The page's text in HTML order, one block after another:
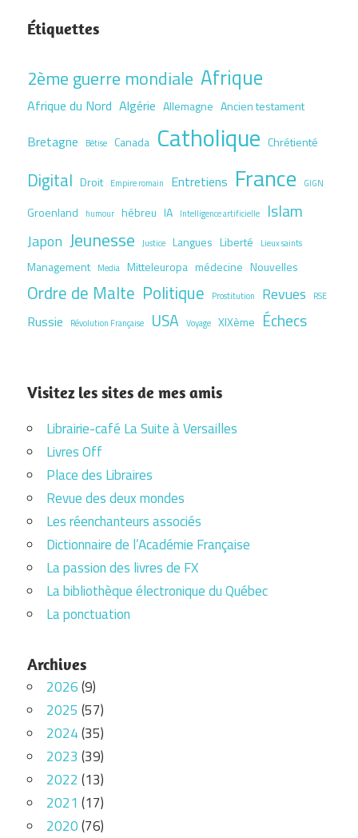
Étiquettes
2ème guerre mondiale Afrique
Afrique du Nord Algérie Allemagne Ancien testament
Bretagne Bêtise Canada Catholique Chrétienté
Digital Droit Empire romain Entretiens France GIGN
Groenland humour hébreu IA Intelligence artificielle Islam
Japon Jeunesse Justice Langues Liberté Lieux saints
Management Media Mitteleuropa médecine Nouvelles
Ordre de Malte Politique Prostitution Revues RSE
Russie Révolution Française USA Voyage XIXème Échecs
Visitez les sites de mes amis
Librairie-café La Suite à Versailles
Livres Off
Place des Libraires
Revue des deux mondes
Les réenchanteurs associés
Dictionnaire de l’Académie Française
La passion des livres de FX
La bibliothèque électronique du Québec
La ponctuation
Archives
2026(9)
2025 (57)
2024(35)
2023 (39)
2022 (13)
2021 (17)
2020(76)